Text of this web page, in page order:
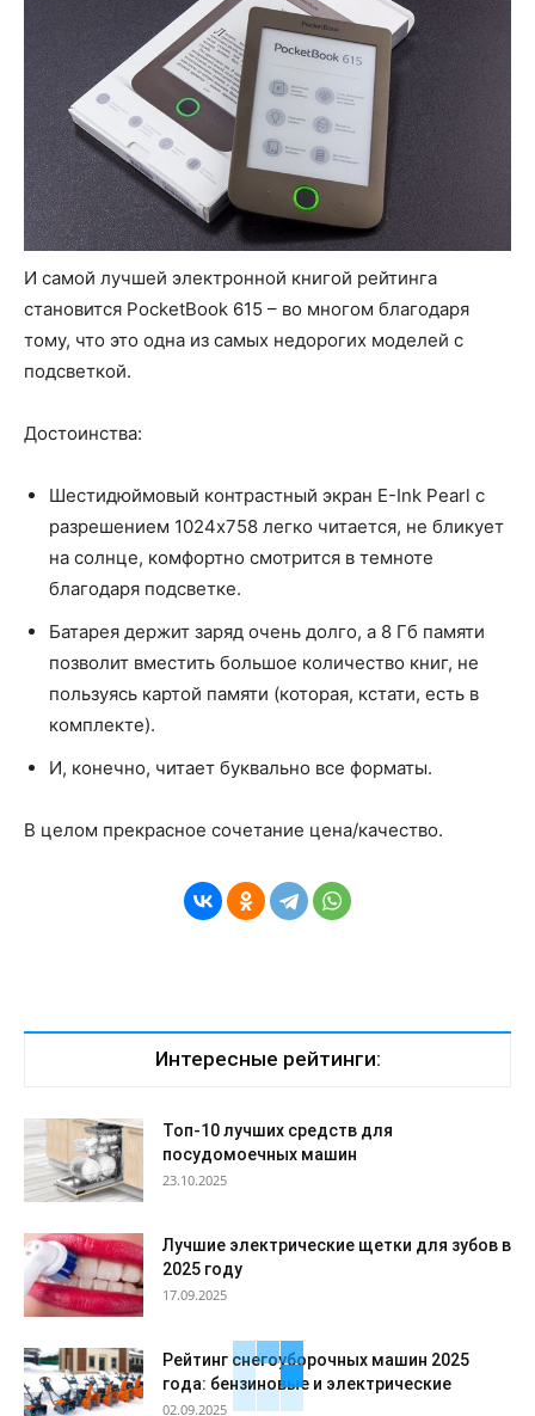
И самой лучшей электронной книгой рейтинга
становится PocketBook 615 – во многом благодаря
тому, что это одна из самых недорогих моделей с
подсветкой.
Достоинства:
Шестидюймовый контрастный экран E-Ink Pearl с
разрешением 1024х758 легко читается, не бликует
на солнце, комфортно смотрится в темноте
благодаря подсветке.
Батарея держит заряд очень долго, а 8 Гб памяти
позволит вместить большое количество книг, не
пользуясь картой памяти (которая, кстати, есть в
комплекте).
И, конечно, читает буквально все форматы.
В целом прекрасное сочетание цена/качество.
Интересные рейтинги:
Топ-10 лучших средств для
посудомоечных машин
23.10.2025
Лучшие электрические щетки для зубов в
2025 году
17.09.2025
Рейтинг снегоуборочных машин 2025
года: бензиновые и электрические
02.09.2025